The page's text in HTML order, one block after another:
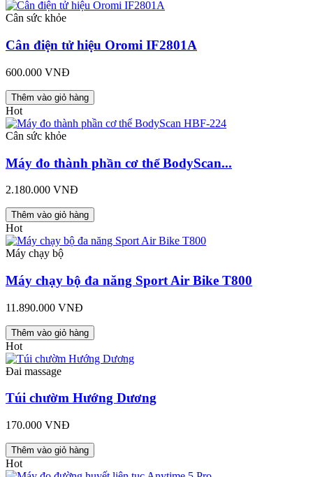
Cân sức khỏe
Cân điện tử hiệu Oromi IF2801A
600.000 VNĐ
Thêm vào giỏ hàng
Hot
Cân sức khỏe
Máy đo thành phần cơ thể BodyScan...
2.180.000 VNĐ
Thêm vào giỏ hàng
Hot
Máy chạy bộ
Máy chạy bộ đa năng Sport Air Bike T800
11.890.000 VNĐ
Thêm vào giỏ hàng
Hot
Đai massage
Túi chườm Hướng Dương
170.000 VNĐ
Thêm vào giỏ hàng
Hot